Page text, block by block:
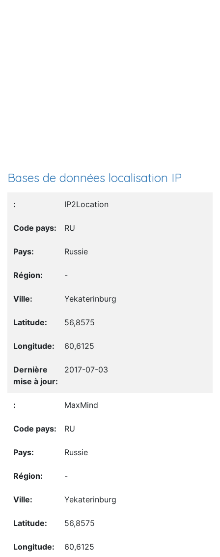
Bases de données localisation IP
IP2Location
RU
Russie
-
Yekaterinburg
56,8575
60,6125
2017-07-03
MaxMind
RU
Russie
-
Yekaterinburg
56,8575
60,6125